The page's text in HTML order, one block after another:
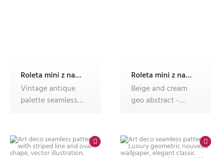
Roleta mini z nadrukiem
Vintage antique
palette seamless
Roleta mini z nadrukiem
Beige and cream
geo abstract -